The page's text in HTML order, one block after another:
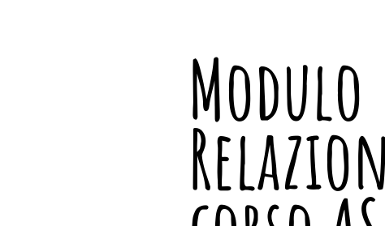
Modulo